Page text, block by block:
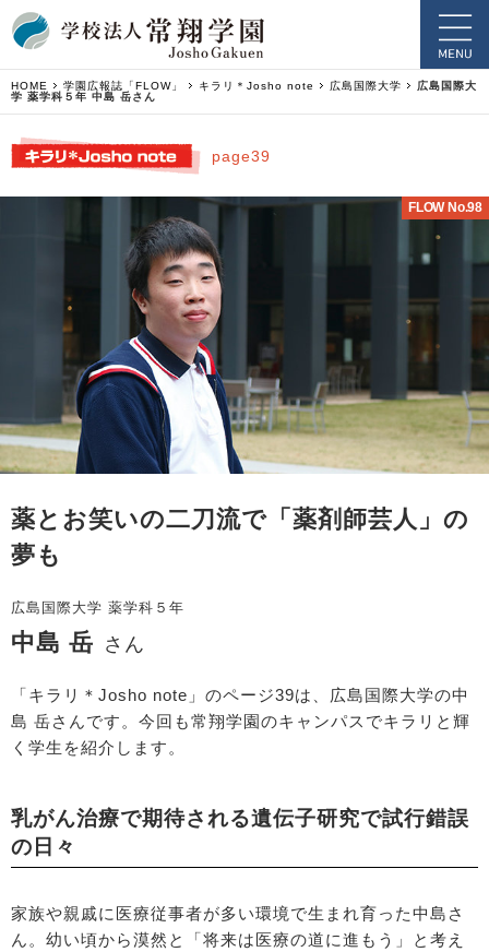
HOME 学園広報誌「FLOW」 キラリ＊Josho note 広島国際大学
広島国際大
学 薬学科５年 中島 岳さん
page39
FLOW No.98
薬とお笑いの二刀流で「薬剤師芸人」の
夢も
広島国際大学 薬学科５年
中島 岳 さん
「キラリ＊Josho note」のページ39は、広島国際大学の中
島 岳さんです。今回も常翔学園のキャンパスでキラリと輝
く学生を紹介します。
乳がん治療で期待される遺伝子研究で試行錯誤
の日々
家族や親戚に医療従事者が多い環境で生まれ育った中島さ
ん。幼い頃から漠然と「将来は医療の道に進もう」と考え